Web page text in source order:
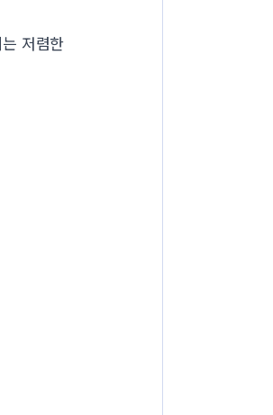
저렴한